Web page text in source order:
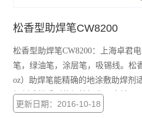
松香型助焊笔CW8200
松香型助焊笔CW8200：上海卓君
笔，绿油笔，涂层笔，吸锡线。松
oz）助焊笔能精确的地涂敷助焊剂
焊剂或松香型的焊接操作无腐蚀、
MIL-F-14256F之R型和ANSI/IPC J-
更新日期：2016-10-18